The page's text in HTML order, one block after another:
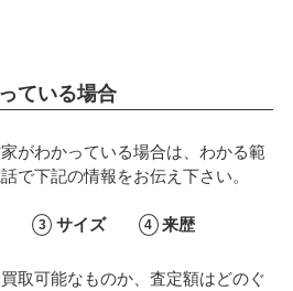
ている場合
がわかっている場合は、わかる範
で下記の情報をお伝え下さい。
サイズ 来歴
取可能なものか、査定額はどのぐ